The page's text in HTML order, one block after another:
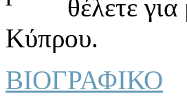
θέλετε
Κύπρου.
ΒΙΟΓΡΑΦΙΚΟ